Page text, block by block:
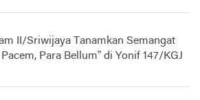
II/Sriwijaya Tanamkan Semangat
Pacem, Para Bellum” di Yonif 147/KGJ